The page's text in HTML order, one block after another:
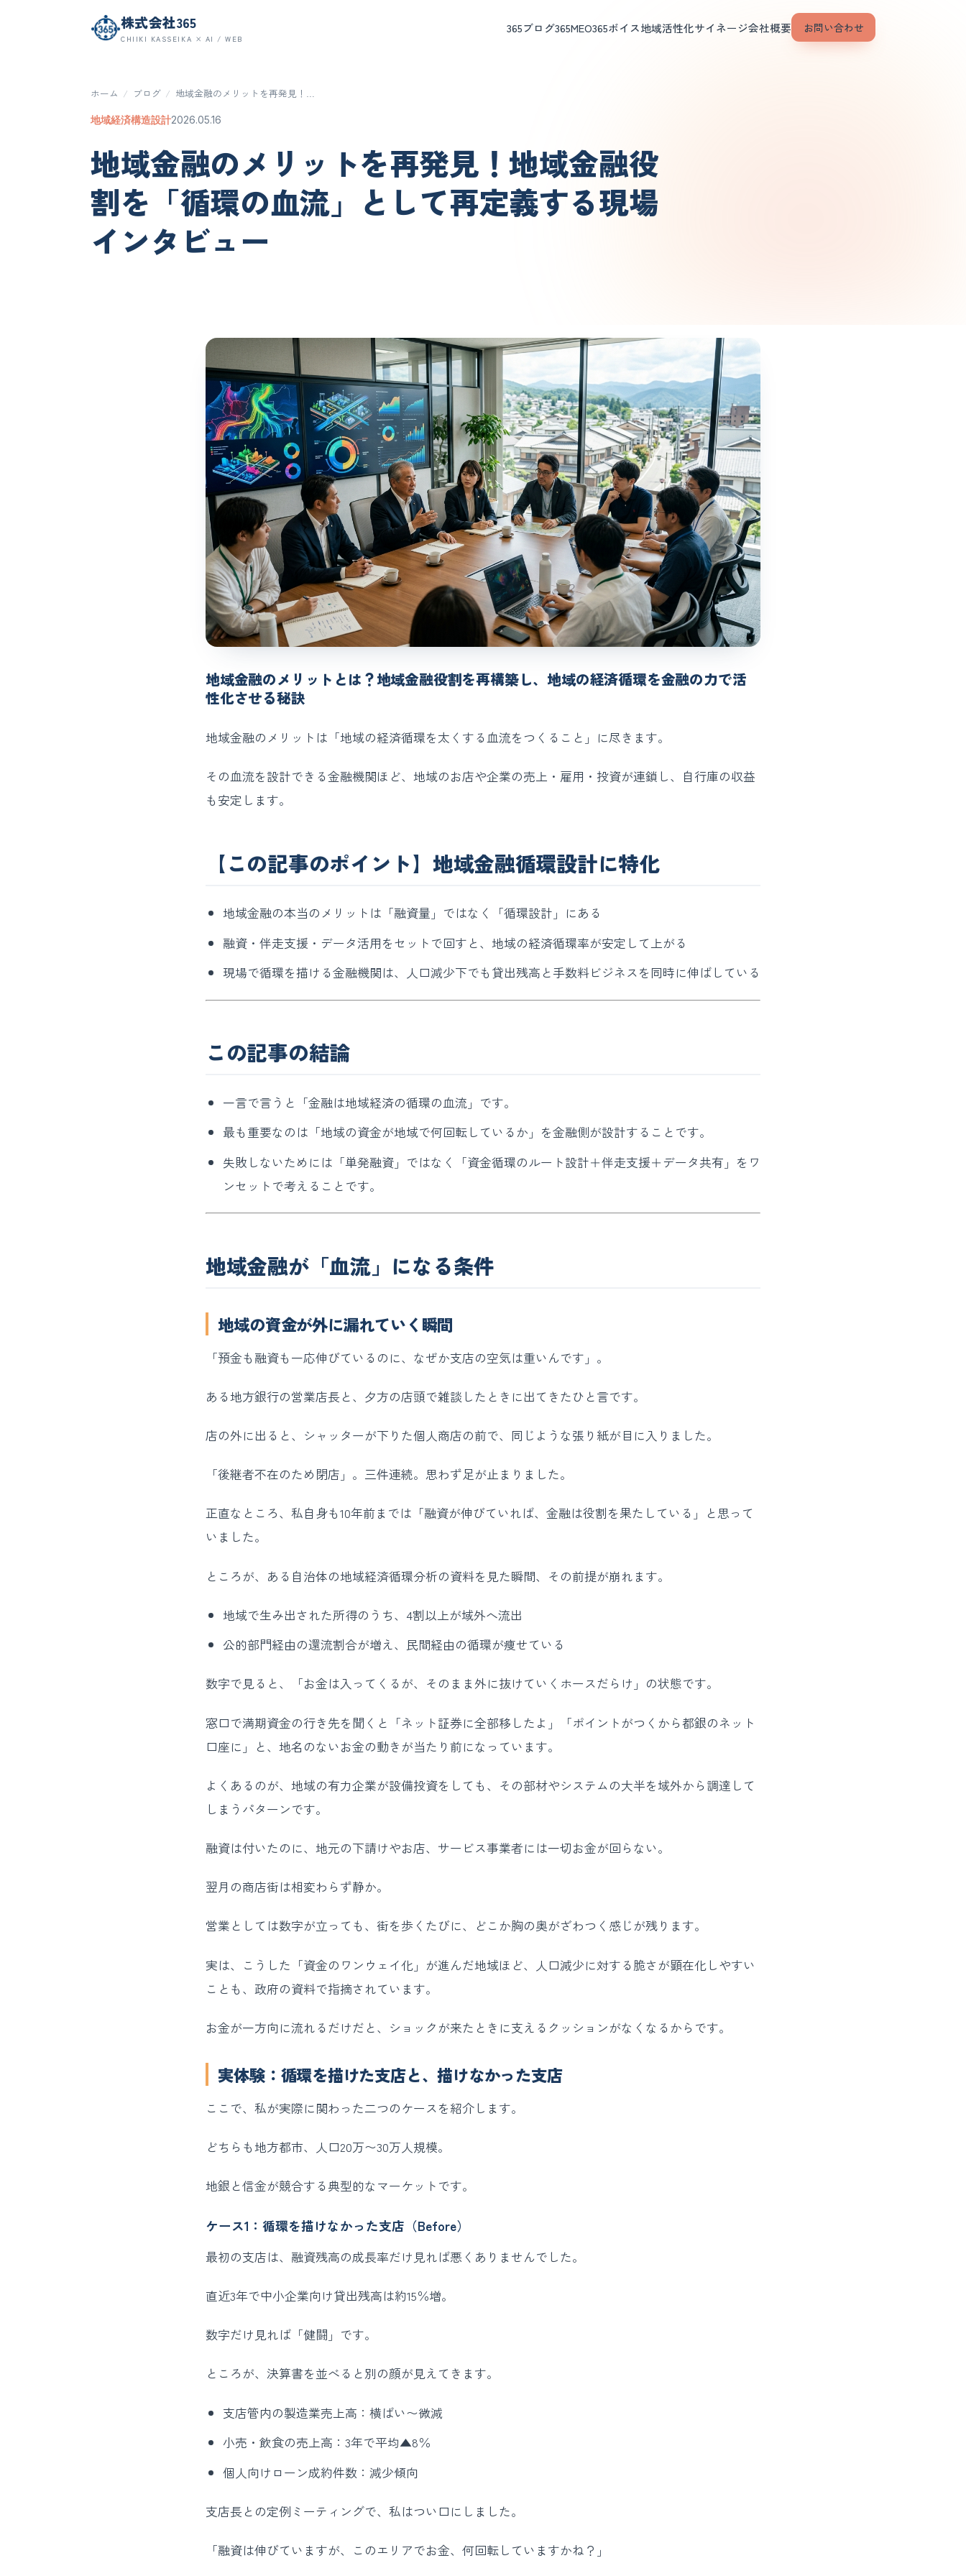
株式会社365
CHIIKI KASSEIKA × AI / WEB
365ブログ365MEO365ボイス地域活性化サイネージ会社概要 お問い合わせ
ホーム / ブログ / 地域金融のメリットを再発見！…
地域経済構造設計2026.05.16
地域金融のメリットを再発見！地域金融役
割を「循環の血流」として再定義する現場
インタビュー
地域金融のメリットとは？地域金融役割を再構築し、地域の経済循環を金融の力で活
性化させる秘訣
地域金融のメリットは「地域の経済循環を太くする血流をつくること」に尽きます。
その血流を設計できる金融機関ほど、地域のお店や企業の売上・雇用・投資が連鎖し、自行庫の収益
も安定します。
【この記事のポイント】地域金融循環設計に特化
地域金融の本当のメリットは「融資量」ではなく「循環設計」にある
融資・伴走支援・データ活用をセットで回すと、地域の経済循環率が安定して上がる
現場で循環を描ける金融機関は、人口減少下でも貸出残高と手数料ビジネスを同時に伸ばしている
この記事の結論
一言で言うと「金融は地域経済の循環の血流」です。
最も重要なのは「地域の資金が地域で何回転しているか」を金融側が設計することです。
失敗しないためには「単発融資」ではなく「資金循環のルート設計＋伴走支援＋データ共有」をワ
ンセットで考えることです。
地域金融が「血流」になる条件
地域の資金が外に漏れていく瞬間
「預金も融資も一応伸びているのに、なぜか支店の空気は重いんです」。
ある地方銀行の営業店長と、夕方の店頭で雑談したときに出てきたひと言です。
店の外に出ると、シャッターが下りた個人商店の前で、同じような張り紙が目に入りました。
「後継者不在のため閉店」。三件連続。思わず足が止まりました。
正直なところ、私自身も10年前までは「融資が伸びていれば、金融は役割を果たしている」と思って
いました。
ところが、ある自治体の地域経済循環分析の資料を見た瞬間、その前提が崩れます。
地域で生み出された所得のうち、4割以上が域外へ流出
公的部門経由の還流割合が増え、民間経由の循環が痩せている
数字で見ると、「お金は入ってくるが、そのまま外に抜けていくホースだらけ」の状態です。
窓口で満期資金の行き先を聞くと「ネット証券に全部移したよ」「ポイントがつくから都銀のネット
口座に」と、地名のないお金の動きが当たり前になっています。
よくあるのが、地域の有力企業が設備投資をしても、その部材やシステムの大半を域外から調達して
しまうパターンです。
融資は付いたのに、地元の下請けやお店、サービス事業者には一切お金が回らない。
翌月の商店街は相変わらず静か。
営業としては数字が立っても、街を歩くたびに、どこか胸の奥がざわつく感じが残ります。
実は、こうした「資金のワンウェイ化」が進んだ地域ほど、人口減少に対する脆さが顕在化しやすい
ことも、政府の資料で指摘されています。
お金が一方向に流れるだけだと、ショックが来たときに支えるクッションがなくなるからです。
実体験：循環を描けた支店と、描けなかった支店
ここで、私が実際に関わった二つのケースを紹介します。
どちらも地方都市、人口20万〜30万人規模。
地銀と信金が競合する典型的なマーケットです。
ケース1：循環を描けなかった支店（Before）
最初の支店は、融資残高の成長率だけ見れば悪くありませんでした。
直近3年で中小企業向け貸出残高は約15％増。
数字だけ見れば「健闘」です。
ところが、決算書を並べると別の顔が見えてきます。
支店管内の製造業売上高：横ばい〜微減
小売・飲食の売上高：3年で平均▲8％
個人向けローン成約件数：減少傾向
支店長との定例ミーティングで、私はつい口にしました。
「融資は伸びていますが、このエリアでお金、何回転していますかね？」